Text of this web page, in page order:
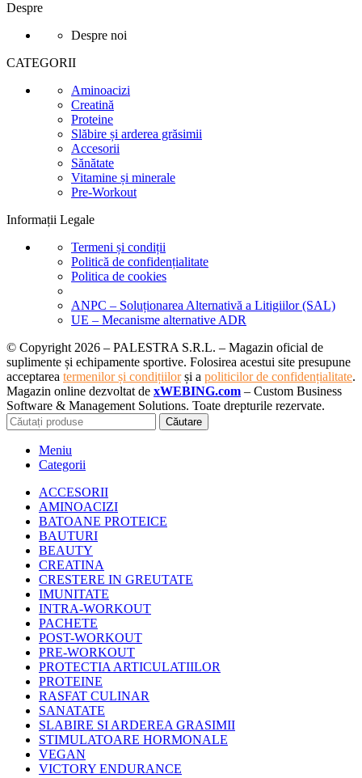
Despre
Despre noi
CATEGORII
Aminoacizi
Creatină
Proteine
Slăbire și arderea grăsimii
Accesorii
Sănătate
Vitamine și minerale
Pre-Workout
Informații Legale
Termeni și condiții
Politică de confidențialitate
Politica de cookies
ANPC – Soluționarea Alternativă a Litigiilor (SAL)
UE – Mecanisme alternative ADR
© Copyright 2026 – PALESTRA S.R.L. – Magazin oficial de
suplimente și echipamente sportive. Folosirea acestui site presupune
acceptarea termenilor și condițiilorși a politicilor de confidențialitate.
Magazin online dezvoltat de xWEBING.com – Custom Business
Software & Management Solutions. Toate drepturile rezervate.
Căutare
Meniu
Categorii
ACCESORII
AMINOACIZI
BATOANE PROTEICE
BAUTURI
BEAUTY
CREATINA
CRESTERE IN GREUTATE
IMUNITATE
INTRA-WORKOUT
PACHETE
POST-WORKOUT
PRE-WORKOUT
PROTECTIA ARTICULATIILOR
PROTEINE
RASFAT CULINAR
SANATATE
SLABIRE SI ARDEREA GRASIMII
STIMULATOARE HORMONALE
VEGAN
VICTORY ENDURANCE